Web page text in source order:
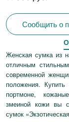
Сообщить о
Женская сумка из
отличным
современной
положения.
портмоне,
змеиной кожи вы
сумок